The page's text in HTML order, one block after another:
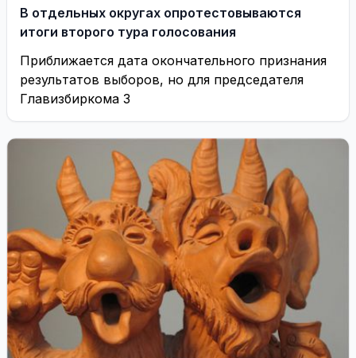
В отдельных округах опротестовываются
итоги второго тура голосования
Приближается дата окончательного признания
результатов выборов, но для председателя
Главизбиркома З